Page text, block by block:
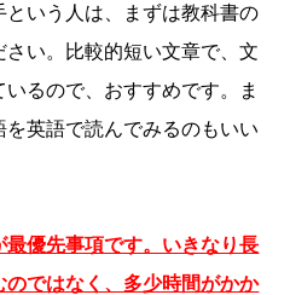
いう人は、まずは教科書の
い。比較的短い文章で、文
るので、おすすめです。ま
英語で読んでみるのもいい
優先事項です。いきなり長
ではなく、多少時間がかか